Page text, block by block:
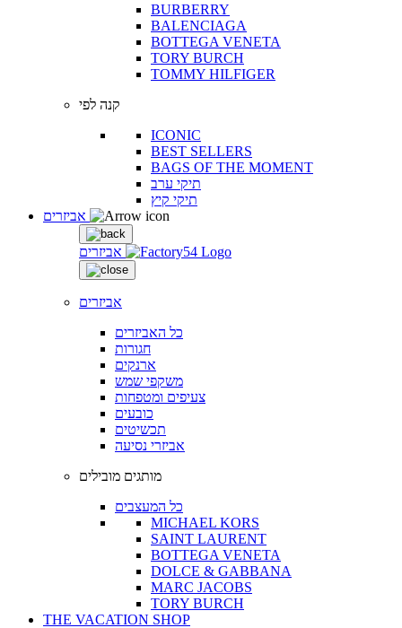
BURBERRY
BALENCIAGA
BOTTEGA VENETA
TORY BURCH
TOMMY HILFIGER
קנה לפי
ICONIC
BEST SELLERS
BAGS OF THE MOMENT
תיקי ערב
תיקי קיץ
אביזרים
אביזרים
כל האביזרים
חגורות
ארנקים
משקפי שמש
צעיפים ומטפחות
כובעים
תכשיטים
אביזרי נסיעה
מותגים מובילים
כל המעצבים
MICHAEL KORS
SAINT LAURENT
BOTTEGA VENETA
DOLCE & GABBANA
MARC JACOBS
TORY BURCH
THE VACATION SHOP